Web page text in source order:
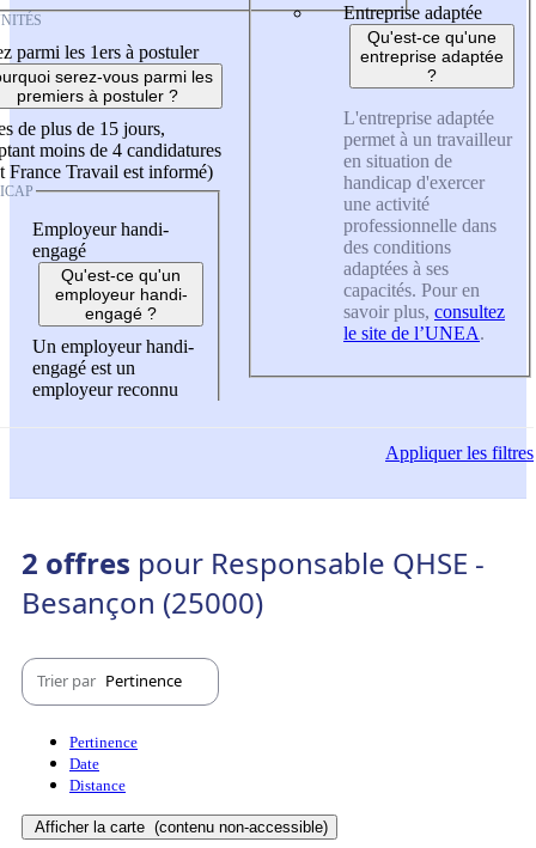
parmi les 1ers à postuler
serez-vous parmi les
premiers à postuler ?
de plus de 15 jours,
moins de 4 candidatures
France Travail est informé)
Employeur handi-
engagé
Qu'est-ce qu'un
employeur handi-
engagé ?
Un employeur handi-
engagé est un
employeur reconnu
Entreprise adaptée
Qu'est-ce qu'une
entreprise adaptée
?
L'entreprise adaptée
permet à un travailleur
en situation de
handicap d'exercer
une activité
professionnelle dans
des conditions
adaptées à ses
capacités. Pour en
savoir plus, consultez
le site de l’UNEA.
Appliquerles filtres
2 offres pour Responsable QHSE -
Besançon (25000)
Trier par Pertinence
Pertinence
Date
Distance
Afficher la carte (contenu non-accessible)